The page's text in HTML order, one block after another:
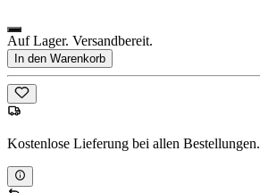
Auf Lager. Versandbereit.
In den Warenkorb
Kostenlose Lieferung bei allen Bestellungen.